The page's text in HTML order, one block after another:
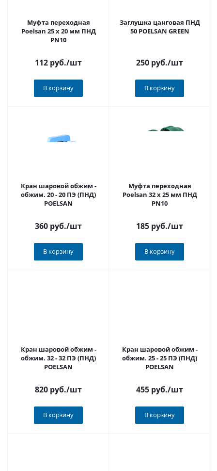
Муфта переходная
Poelsan 25 х 20 мм ПНД
PN10
112 руб./шт
В корзину
Заглушка цанговая ПНД
50 POELSAN GREEN
250 руб./шт
В корзину
Кран шаровой обжим -
обжим. 20 - 20 ПЭ (ПНД)
POELSAN
360 руб./шт
В корзину
Муфта переходная
Poelsan 32 х 25 мм ПНД
PN10
185 руб./шт
В корзину
Кран шаровой обжим -
обжим. 32 - 32 ПЭ (ПНД)
POELSAN
820 руб./шт
В корзину
Кран шаровой обжим -
обжим. 25 - 25 ПЭ (ПНД)
POELSAN
455 руб./шт
В корзину